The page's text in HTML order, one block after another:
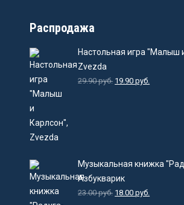
Распродажа
Настольная игра "Малыш
Zvezda
29.90руб. 19.90руб.
Музыкальная книжка
Азбукварик
23.00руб. 18.00руб.